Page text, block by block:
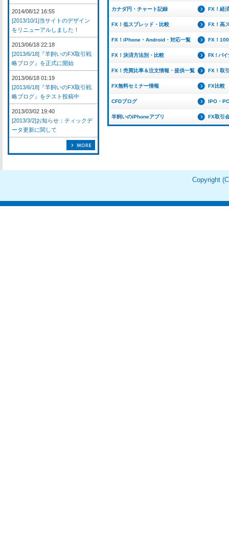
カナダ円・チャート記録 FX！経
FX！低スプレッド・比較 FX！高
FX！iPhone・Android・対応一覧 FX！
FX！決済方法別・比較 FX！バイ
FX！売買比率＆注文情報・提供一覧 FX！取
FX無料セミナー情報 FX比較
CFDブログ IPO・
羊飼いのiPhoneアプリ FX取引
2014/08/12 16:55
[2013/10/1]当サイトのデザイン
をリニューアルしました！
2013/06/18 22:18
[2013/6/18]『羊飼いのFX取引戦
略ブログ』を正式に開始
2013/06/18 01:19
[2013/6/18]『羊飼いのFX取引戦
略ブログ』をテスト投稿中
2013/03/02 19:40
[2013/3/2]お知らせ：ティックデ
ータ更新に関して
Copyright